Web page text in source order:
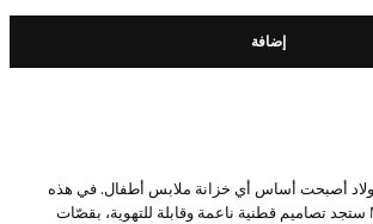
إضافة
أصبحت أساس أي خزانة ملابس أطفال. في هذه
التشكيلة من Mango Kids ستجد تصاميم قطنية ناعمة وقابلة للتهوية، بقصّات